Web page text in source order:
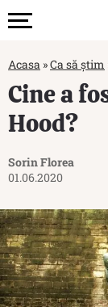
Acasa »Ca să știm
Cine a
Hood?
Sorin Florea
01.06.2020